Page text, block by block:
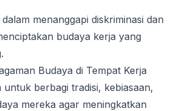
menanggapi diskriminasi dan
budaya kerja yang
Budaya di Tempat Kerja
untuk berbagi tradisi, kebiasaan,
mereka agar meningkatkan